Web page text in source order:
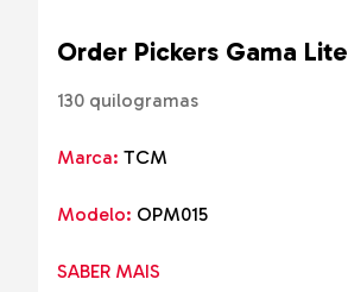
Order Pickers Gama Lite
130 quilogramas
Marca: TCM
Modelo: OPM015
SABER MAIS